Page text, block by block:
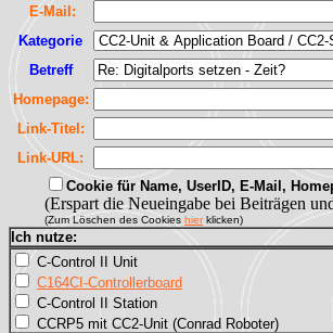
E-Mail:
Kategorie
Betreff
Homepage:
Link-Titel:
Link-URL:
Cookie für Name, UserID, E-Mail,
(Erspart die Neueingabe bei Beiträgen
(Zum Löschen des Cookies hierklicken)
Ich nutze:
C-Control II Unit
C164CI-Controllerboard
C-Control II Station
CCRP5 mit CC2-Unit (Conrad Roboter)